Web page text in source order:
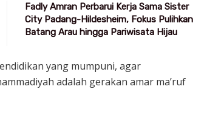
Fadly Amran Perbarui Kerja Sama Sister
City Padang-Hildesheim, Fokus Pulihkan
Batang Arau hingga Pariwisata Hijau
yang mumpuni, agar
adalah gerakan amar ma’ruf